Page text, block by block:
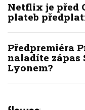
Netflix je před
plateb
Předpremiéra
naladíte zápas
Lyonem?